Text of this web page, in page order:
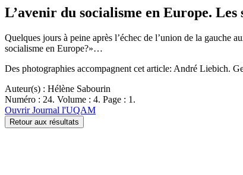
L’avenir du socialisme en Europe.
Quelques jours à peine après l’échec de l’union de la gauche
socialisme en Europe?»…
Des photographies accompagnent cet article: André Liebich.
Auteur(s) : Hélène Sabourin
Numéro : 24. Volume : 4. Page : 1.
Ouvrir Journal l'UQAM
Retour aux résultats